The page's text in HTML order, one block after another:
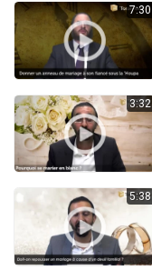
7:30
3:32
5:38